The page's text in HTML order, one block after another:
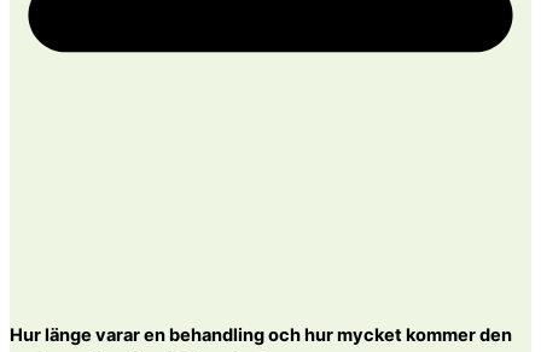
Hur länge varar en behandling och hur mycket kommer den